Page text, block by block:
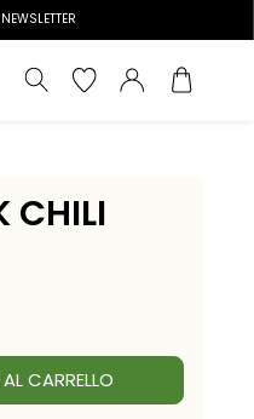
CHILI
CARRELLO